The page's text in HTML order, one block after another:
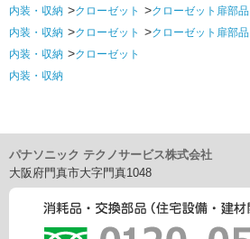
内装・収納 クローゼット クローゼット扉部品
内装・収納
クローゼット
クローゼット扉部品
内装・収納
クローゼット
内装・収納
パナソニック テクノサービス株式会社
大阪府門真市大字門真1048